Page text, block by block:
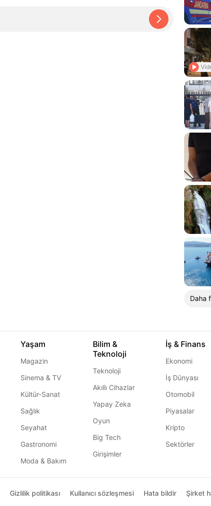
Daha
Yaşam
Magazin
Sinema & TV
Kültür-Sanat
Sağlık
Seyahat
Gastronomi
Moda & Bakım
Bilim &
Teknoloji
Teknoloji
Akıllı Cihazlar
Yapay Zeka
Oyun
Big Tech
Girişimler
İş & Finans
Ekonomi
İş Dünyası
Otomobil
Piyasalar
Kripto
Sektörler
Gizlilik politikası Kullanıcı sözleşmesi Hata bildir Şirket